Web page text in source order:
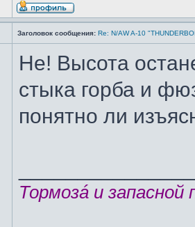
Заголовок сообщения: Re: N/AW A-10
Не! Высота
стыка горба и
понятно ли
Тормозá и